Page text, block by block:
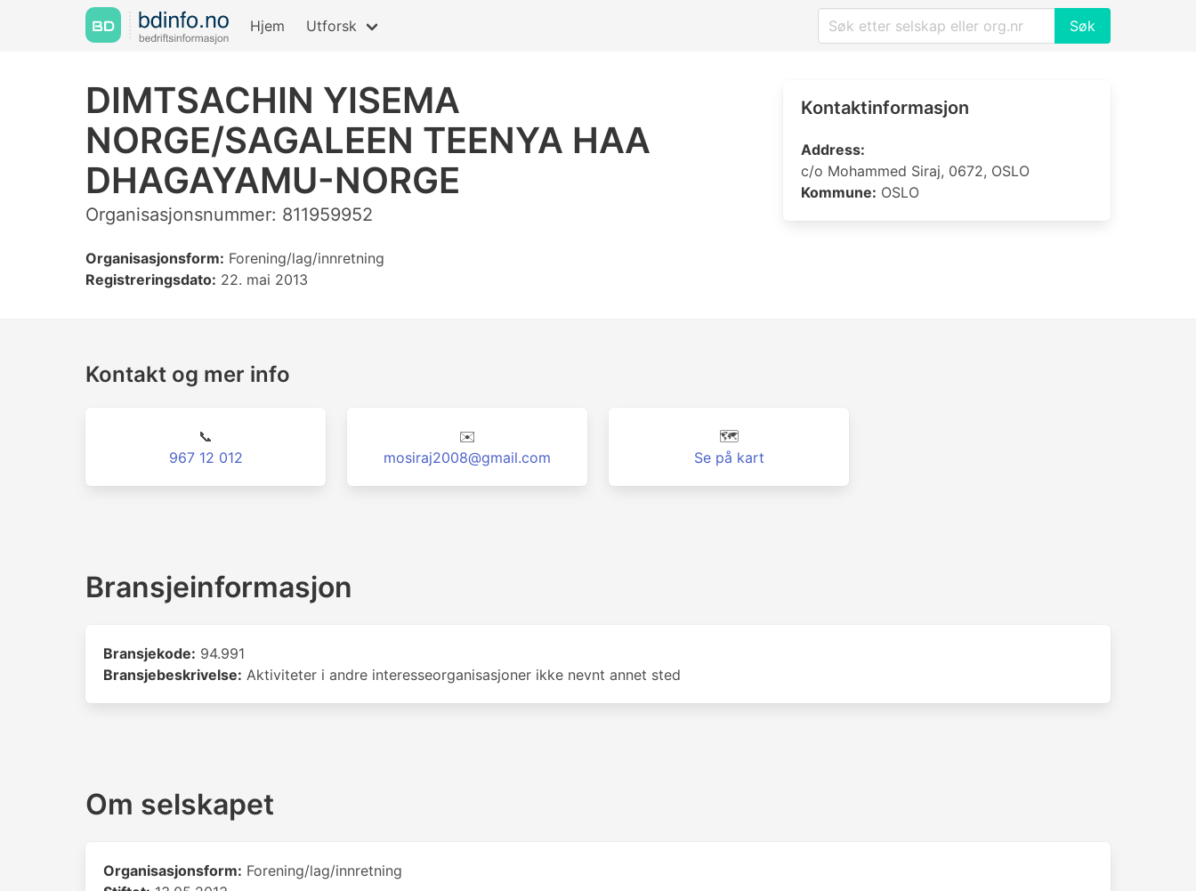
Hjem Utforsk Søk
DIMTSACHIN YISEMA
NORGE/SAGALEEN TEENYA HAA
DHAGAYAMU-NORGE
Organisasjonsnummer: 811959952
Organisasjonsform: Forening/lag/innretning
Registreringsdato: 22. mai 2013
Kontaktinformasjon
Address:
c/o Mohammed Siraj, 0672, OSLO
Kommune: OSLO
Kontakt og mer info
📞
967 12 012
✉️
mosiraj2008@gmail.com
🗺️
Se på kart
Bransjeinformasjon
Bransjekode: 94.991
Bransjebeskrivelse: Aktiviteter i andre interesseorganisasjoner ikke nevnt annet sted
Om selskapet
Organisasjonsform: Forening/lag/innretning